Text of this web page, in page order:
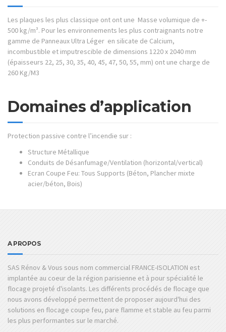
Les plaques les plus classique ont ont une Masse volumique de +-
500 kg/m³. Pour les environnements les plus contraignants notre
gamme de Panneaux Ultra Léger en silicate de Calcium,
incombustible et imputrescible de dimensions 1220 x 2040 mm
(épaisseurs 22, 25, 30, 35, 40, 45, 47, 50, 55, mm) ont une charge de
260 Kg/M3
Domaines d’application
Protection passive contre l’incendie sur :
Structure Métallique
Conduits de Désanfumage/Ventilation (horizontal/vertical)
Ecran Coupe Feu: Tous Supports (Béton, Plancher mixte
acier/béton, Bois)
A PROPOS
SAS Rénov & Vous sous nom commercial FRANCE-ISOLATION est
implantée au coeur de la région parisienne et à pour spécialité le
flocage projeté d'isolants. Les différents procédés de flocage que
nous avons développé permettent de proposer aujourd'hui des
solutions en flocage coupe feu, pare flamme et stable au feu parmi
les plus performantes sur le marché.